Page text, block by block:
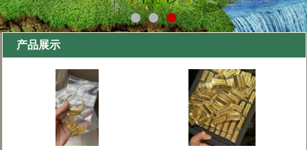
产品展示